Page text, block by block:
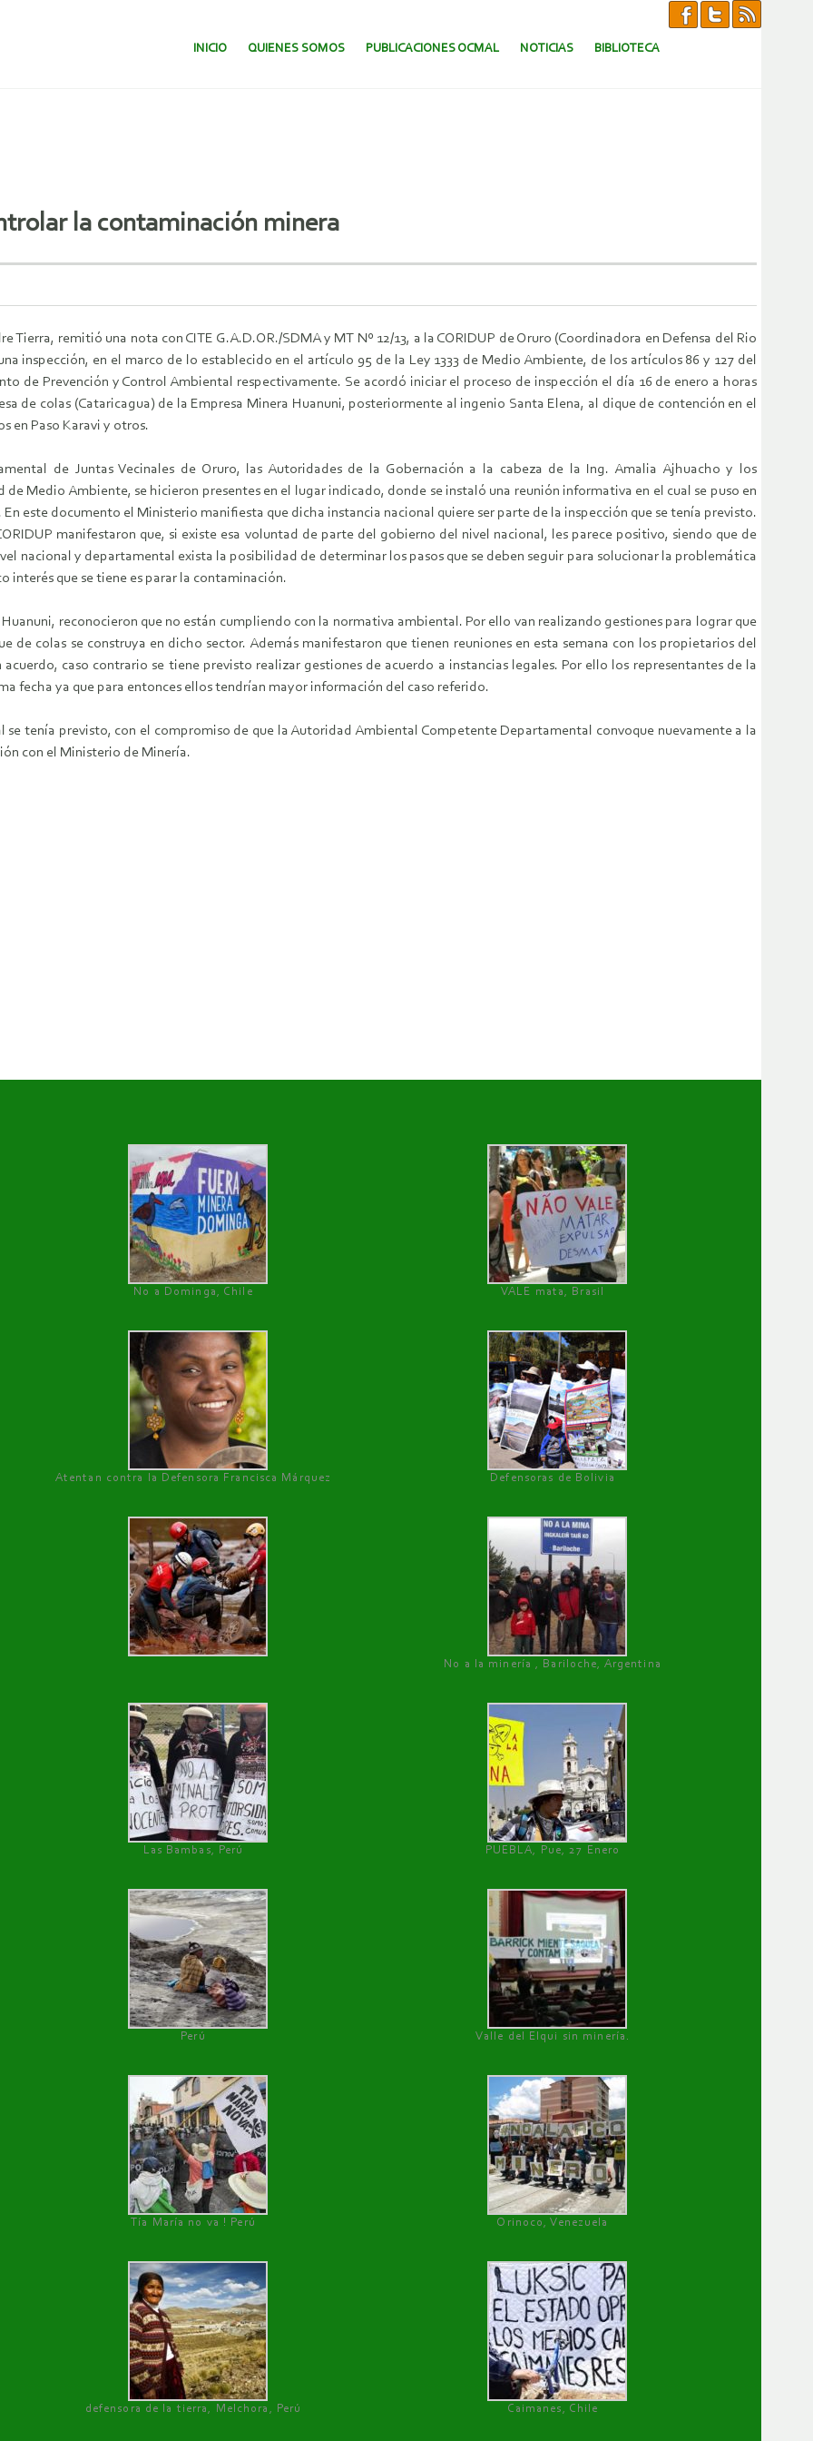
SALTAR AL CONTENIDO.
INICIO QUIENES SOMOS PUBLICACIONES OCMAL NOTICIAS BIBLIOTECA
la contaminación minera
remitió una nota con CITE G.A.D.OR./SDMA y MT Nº 12/13, a la CORIDUP de Oruro (Coordinadora en Defensa del Rio
inspección, en el marco de lo establecido en el artículo 95 de la Ley 1333 de Medio Ambiente, de los artículos 86 y 127 del
de Prevención y Control Ambiental respectivamente. Se acordó iniciar el proceso de inspección el día 16 de enero a horas
de colas (Cataricagua) de la Empresa Minera Huanuni, posteriormente al ingenio Santa Elena, al dique de contención en el
en Paso Karavi y otros.
de Juntas Vecinales de Oruro, las Autoridades de la Gobernación a la cabeza de la Ing. Amalia Ajhuacho y los
Medio Ambiente, se hicieron presentes en el lugar indicado, donde se instaló una reunión informativa en el cual se puso en
este documento el Ministerio manifiesta que dicha instancia nacional quiere ser parte de la inspección que se tenía previsto.
manifestaron que, si existe esa voluntad de parte del gobierno del nivel nacional, les parece positivo, siendo que de
nacional y departamental exista la posibilidad de determinar los pasos que se deben seguir para solucionar la problemática
interés que se tiene es parar la contaminación.
reconocieron que no están cumpliendo con la normativa ambiental. Por ello van realizando gestiones para lograr que
de colas se construya en dicho sector. Además manifestaron que tienen reuniones en esta semana con los propietarios del
caso contrario se tiene previsto realizar gestiones de acuerdo a instancias legales. Por ello los representantes de la
fecha ya que para entonces ellos tendrían mayor información del caso referido.
se tenía previsto, con el compromiso de que la Autoridad Ambiental Competente Departamental convoque nuevamente a la
con el Ministerio de Minería.
No a Dominga, Chile
VALE mata, Brasil
Atentan contra la Defensora Francisca Márquez Defensoras de Bolivia
No a la minería , Bariloche, Argentina
Las Bambas, Perú PUEBLA, Pue, 27 Enero
Perú Valle del Elqui sin minería.
Tía María no va ! Perú Orinoco, Venezuela
defensora de la tierra, Melchora, Perú Caimanes, Chile